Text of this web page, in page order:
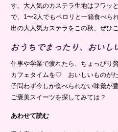
す。大人気のカステラ生地はフワッ
で、1〜2人でもペロリと一箱食べ
出の大人気カステラをこの秋、ぜひ
おうちでまったり、おいし
仕事や学業で疲れたら、ちょっぴり
カフェタイムを♡ おいしいものが
子問わず今しか食べられない味覚が
ご褒美スイーツを探してみては？
あわせて読む